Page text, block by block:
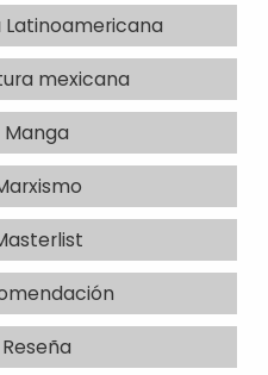
Latinoamericana
mexicana
Manga
Reseña